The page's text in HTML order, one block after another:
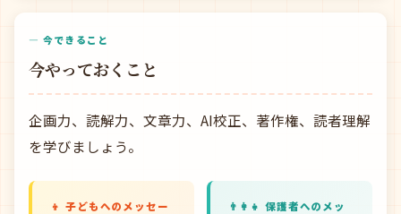
— 今できること
今やっておくこと
企画力、読解力、文章力、AI校正、著作権、読者理解
を学びましょう。
👦 子どもへのメッセー
👨‍👩‍👧 保護者へのメッ